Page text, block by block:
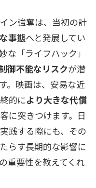
ン強奪は、当初の計
事態へと発展してい
な「ライフハック」
御不能なリスクが潜
。映画は、安易な近
的により大きな代償
に突きつけます。日
践する際にも、その
らす長期的な影響に
重要性を教えてくれ